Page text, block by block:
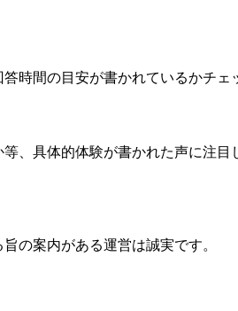
時間の目安が書かれているかチェ
、具体的体験が書かれた声に注目
の案内がある運営は誠実です。